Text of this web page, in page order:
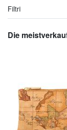
Filtri
Die